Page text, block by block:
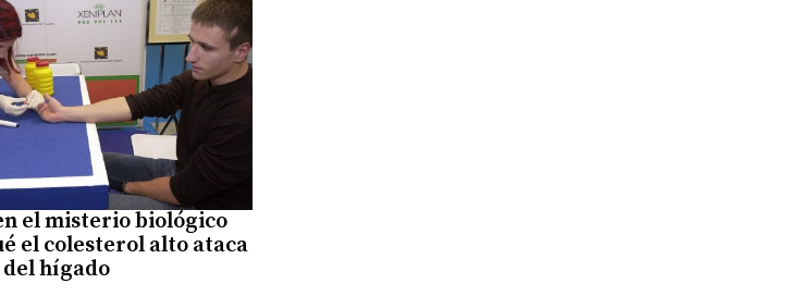
el misterio biológico
el colesterol alto ataca
hígado